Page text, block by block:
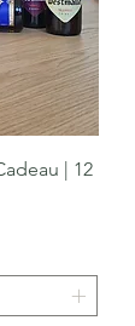
| 12